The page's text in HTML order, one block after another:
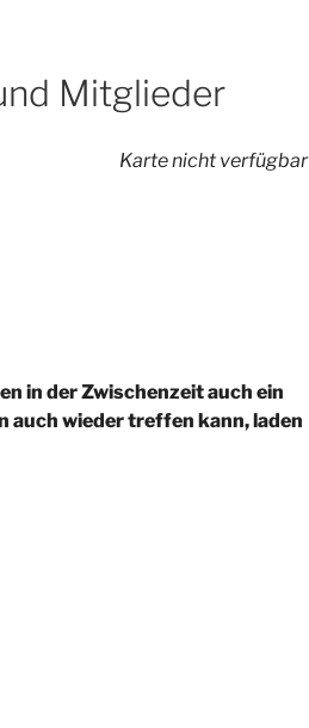
Mitglieder
Karte nicht verfügbar
in der Zwischenzeit auch ein
auch wieder treffen kann, laden